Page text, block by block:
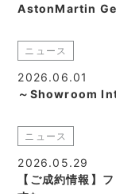
AstonMartin
ニュース
2026.06.01
～Showroom
ニュース
2026.05.29
【ご成約情報】